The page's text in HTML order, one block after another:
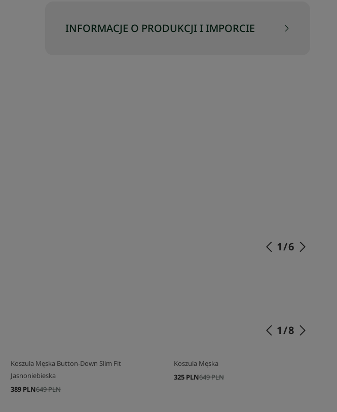
INFORMACJE O PRODUKCJI I IMPORCIE
1/6
1/8
Koszula Męska Button-Down Slim Fit
Jasnoniebieska
649 PLN
389 PLN
Koszula Męska
649 PLN
325 PLN